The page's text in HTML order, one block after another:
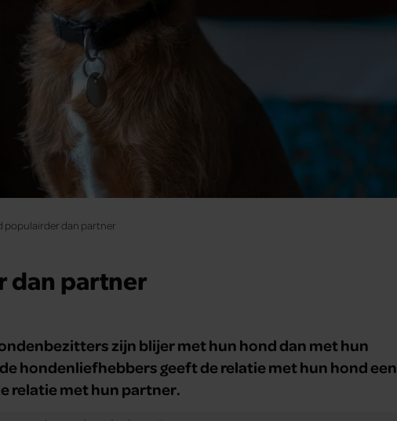
populairder dan partner
dan partner
zijn blijer met hun hond dan met hun
hondenliefhebbers geeft de relatie met hun hond een
relatie met hun partner.